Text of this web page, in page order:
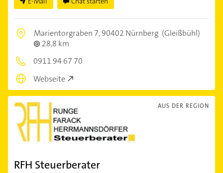
Marientorgraben 7,90402 Nürnberg (Gleißbühl)
28,8 km
0911 94 67 70
Webseite
AUS DER REGION
RFH Steuerberater